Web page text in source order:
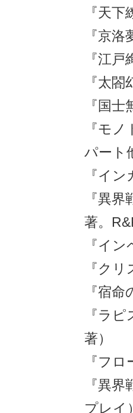
『天
『京洛
『江戸
『太閤
『国士
『モ
パート
『イ
『異
著。
『イ
『ク
『宿
『ラ
著）
『フ
『異
プレイ）